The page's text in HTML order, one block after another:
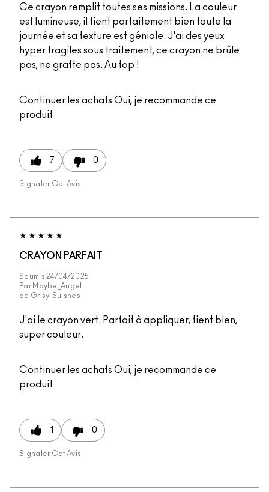
Ce crayon remplit toutes ses missions. La couleur
est lumineuse, il tient parfaitement bien toute la
journée et sa texture est géniale. J'ai des yeux
hyper fragiles sous traitement, ce crayon ne brûle
pas, ne gratte pas. Au top !
Continuer les achats Oui, je recommande ce
produit
7 0
Signaler Cet Avis
CRAYON PARFAIT
Soumis 24/04/2025
Par Maybe_Angel
de Grisy-Suisnes
J'ai le crayon vert. Parfait à appliquer, tient bien,
super couleur.
Continuer les achats Oui, je recommande ce
produit
1 0
Signaler Cet Avis